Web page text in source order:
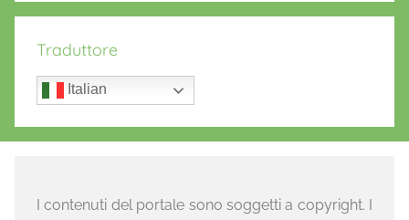
Traduttore
Italian
I contenuti del portale sono soggetti a copyright. I